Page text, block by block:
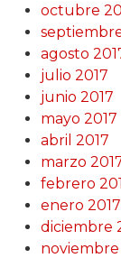
octubre
agosto
julio 2017
junio 2017
mayo 2017
abril 2017
marzo
febrero
enero 2017
diciembre
noviembre